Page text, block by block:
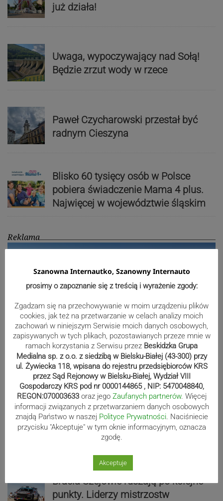
już działa!
Uwaga, wypoczywający nad Sołą!
Będzie zrzut wody w rzece
Paweł Czycharowski przestał być
radnym Cieszyna
Blisko 60 tysięcy osób w Polsce
pobiera świadczenie Mama 4 plus.
Najwięcej w województwie śląskim
Reklama
Sport
Mistrzowie świata z MCK Żywiec!
Bracia Szejowie ruszają po kolejne
punkty. Liderzy mistrzostw
Szanowna Internautko, Szanowny Internauto
prosimy o zapoznanie się z treścią i wyrażenie zgody:
Zgadzam się na przechowywanie w moim urządzeniu plików
cookies, jak też na przetwarzanie w celach analizy moich
zachowań w niniejszym Serwisie moich danych osobowych,
zapisywanych w tych plikach, pozostawianych przeze mnie w
ramach korzystania z Serwisu przez Beskidzka Grupa
Medialna sp. z o.o. z siedzibą w Bielsku-Białej (43-300) przy
ul. Żywiecka 118, wpisana do rejestru przedsiębiorców KRS
przez Sąd Rejonowy w Bielsku-Białej, Wydział VIII
Gospodarczy KRS pod nr 0000144865 , NIP: 5470048840,
REGON:070003633 oraz jego Zaufanych partnerów. Więcej
informacji związanych z przetwarzaniem danych osobowych
znajdą Państwo w naszej Polityce Prywatności. Naciśniecie
przycisku "Akceptuje" w tym oknie informacyjnym, oznacza
zgodę.
Akceptuje